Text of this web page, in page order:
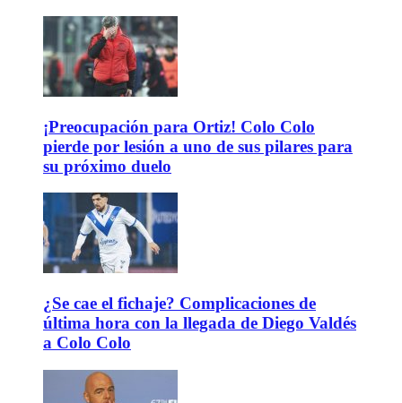
¡Preocupación para Ortiz! Colo Colo
pierde por lesión a uno de sus pilares para
su próximo duelo
¿Se cae el fichaje? Complicaciones de
última hora con la llegada de Diego Valdés
a Colo Colo